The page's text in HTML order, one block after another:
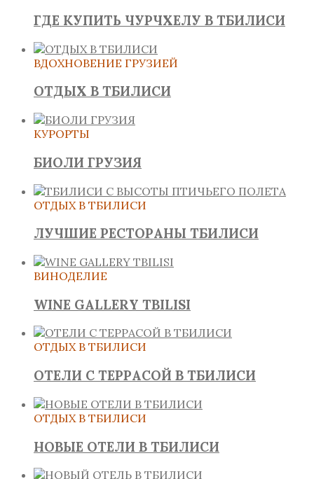
ГДЕ КУПИТЬ ЧУРЧХЕЛУ В ТБИЛИСИ
ВДОХНОВЕНИЕ ГРУЗИЕЙ
ОТДЫХ В ТБИЛИСИ
КУРОРТЫ
БИОЛИ ГРУЗИЯ
ОТДЫХ В ТБИЛИСИ
ЛУЧШИЕ РЕСТОРАНЫ ТБИЛИСИ
ВИНОДЕЛИЕ
WINE GALLERY TBILISI
ОТДЫХ В ТБИЛИСИ
ОТЕЛИ С ТЕРРАСОЙ В ТБИЛИСИ
ОТДЫХ В ТБИЛИСИ
НОВЫЕ ОТЕЛИ В ТБИЛИСИ